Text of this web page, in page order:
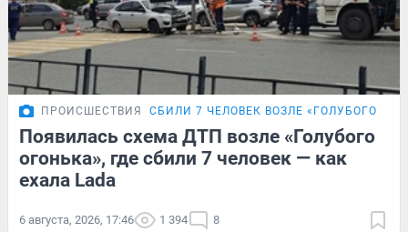
ПРОИСШЕСТВИЯ СБИЛИ 7 ЧЕЛОВЕК ВОЗЛЕ «ГОЛУБОГО
Появилась схема ДТП возле «Голубого
огонька», где сбили 7 человек — как
ехала Lada
6 августа, 2026, 17:46 1 394 8